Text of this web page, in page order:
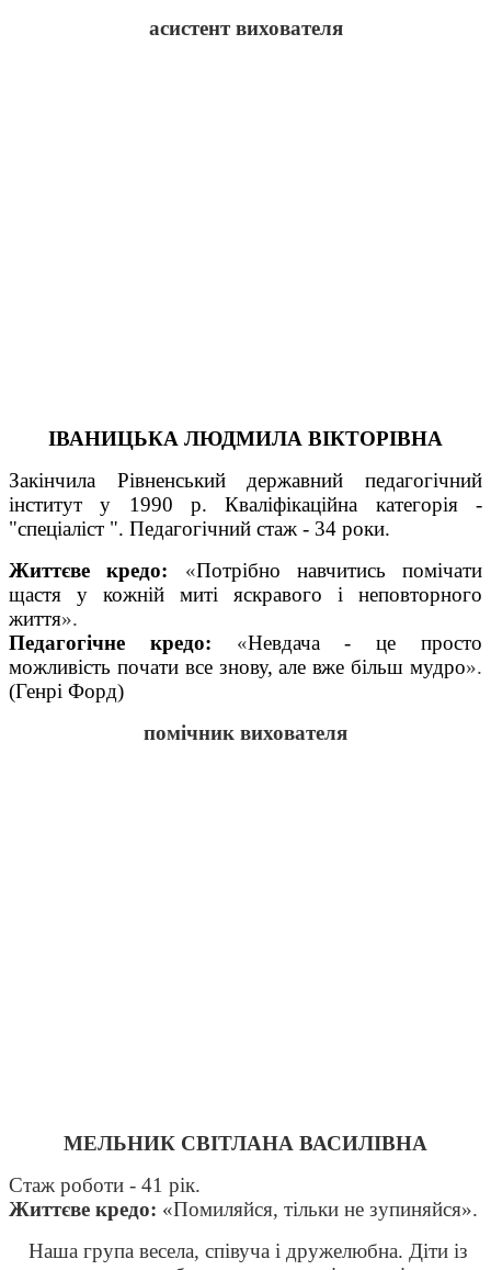
асистент вихователя
ІВАНИЦЬКА ЛЮДМИЛА ВІКТОРІВНА
Закінчила Рівненський державний педагогічний
інститут у 1990 р. Кваліфікаційна категорія -
"спеціаліст ". Педагогічний стаж - 34 роки.
Життєве кредо: «Потрібно навчитись помічати
щастя у кожній миті яскравого і неповторного
життя».
Педагогічне кредо:
«Невдача - це просто
можливість почати все знову, але вже більш мудро».
(Генрі Форд)
помічник вихователя
МЕЛЬНИК СВІТЛАНА ВАСИЛІВНА
Стаж роботи - 41 рік.
Життєве кредо: «Помиляйся, тільки не зупиняйся».
Наша група весела, співуча і дружелюбна. Діти із